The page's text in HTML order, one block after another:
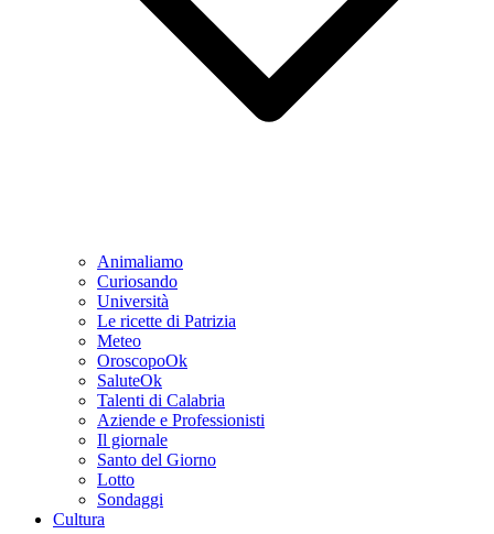
Animaliamo
Curiosando
Università
Le ricette di Patrizia
Meteo
OroscopoOk
SaluteOk
Talenti di Calabria
Aziende e Professionisti
Il giornale
Santo del Giorno
Lotto
Sondaggi
Cultura